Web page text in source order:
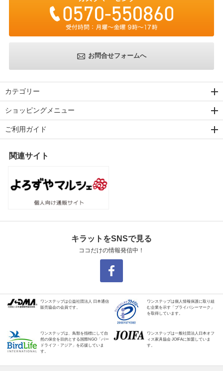
お問合せフォームへ
カテゴリー
ショッピングメニュー
ご利用ガイド
関連サイト
キラットをSNSで見る
ココだけの情報発信中！
ワンステップは公益社団法人 日本通信
販売協会の会員です。
ワンステップは個人情報保護に取り組
む企業を示す「プライバシーマーク」
を取得しています。
ワンステップは、鳥類を指標にして自
然の保全を目的とする国際NGO「バー
ドライフ・アジア」を応援していま
す。
ワンステップは一般社団法人日本オフ
ィス家具協会 JOIFAに加盟していま
す。